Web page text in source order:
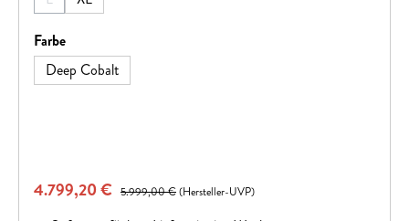
for the trails!
(Diese Option ist zurzeit nicht verfügbar.)
Farbeauswählen
Deep Cobalt
Verkaufspreis:
4.799,20 € Regulärer Preis:
5.999,00 €(Hersteller-UVP)